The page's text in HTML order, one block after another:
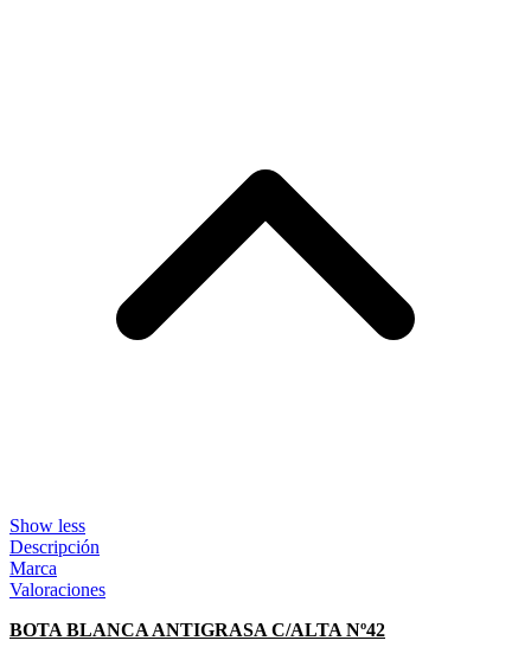
Show less
Descripción
Marca
Valoraciones
BOTA BLANCA ANTIGRASA C/ALTA Nº42